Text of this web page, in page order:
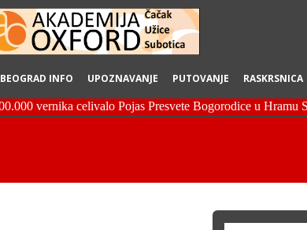
BEOGRAD INFO UPOZNAVANJE PUTOVANJE RASKRSNICA